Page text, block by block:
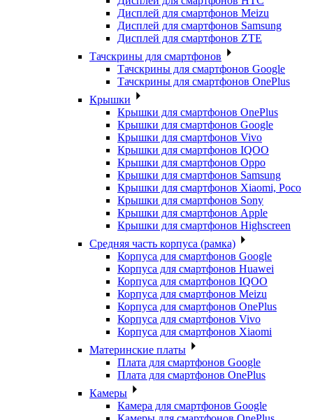
Дисплей для смартфонов Meizu
Дисплей для смартфонов Samsung
Дисплей для смартфонов ZTE
Тачскрины для смартфонов
Тачскрины для смартфонов Google
Тачскрины для смартфонов OnePlus
Крышки
Крышки для смартфонов OnePlus
Крышки для смартфонов Google
Крышки для смартфонов Vivo
Крышки для смартфонов IQOO
Крышки для смартфонов Oppo
Крышки для смартфонов Samsung
Крышки для смартфонов Xiaomi, Poco
Крышки для смартфонов Sony
Крышки для смартфонов Apple
Крышки для смартфонов Highscreen
Средняя часть корпуса (рамка)
Корпуса для смартфонов Google
Корпуса для смартфонов Huawei
Корпуса для смартфонов IQOO
Корпуса для смартфонов Meizu
Корпуса для смартфонов OnePlus
Корпуса для смартфонов Vivo
Корпуса для смартфонов Xiaomi
Материнские платы
Плата для смартфонов Google
Плата для смартфонов OnePlus
Камеры
Камера для смартфонов Google